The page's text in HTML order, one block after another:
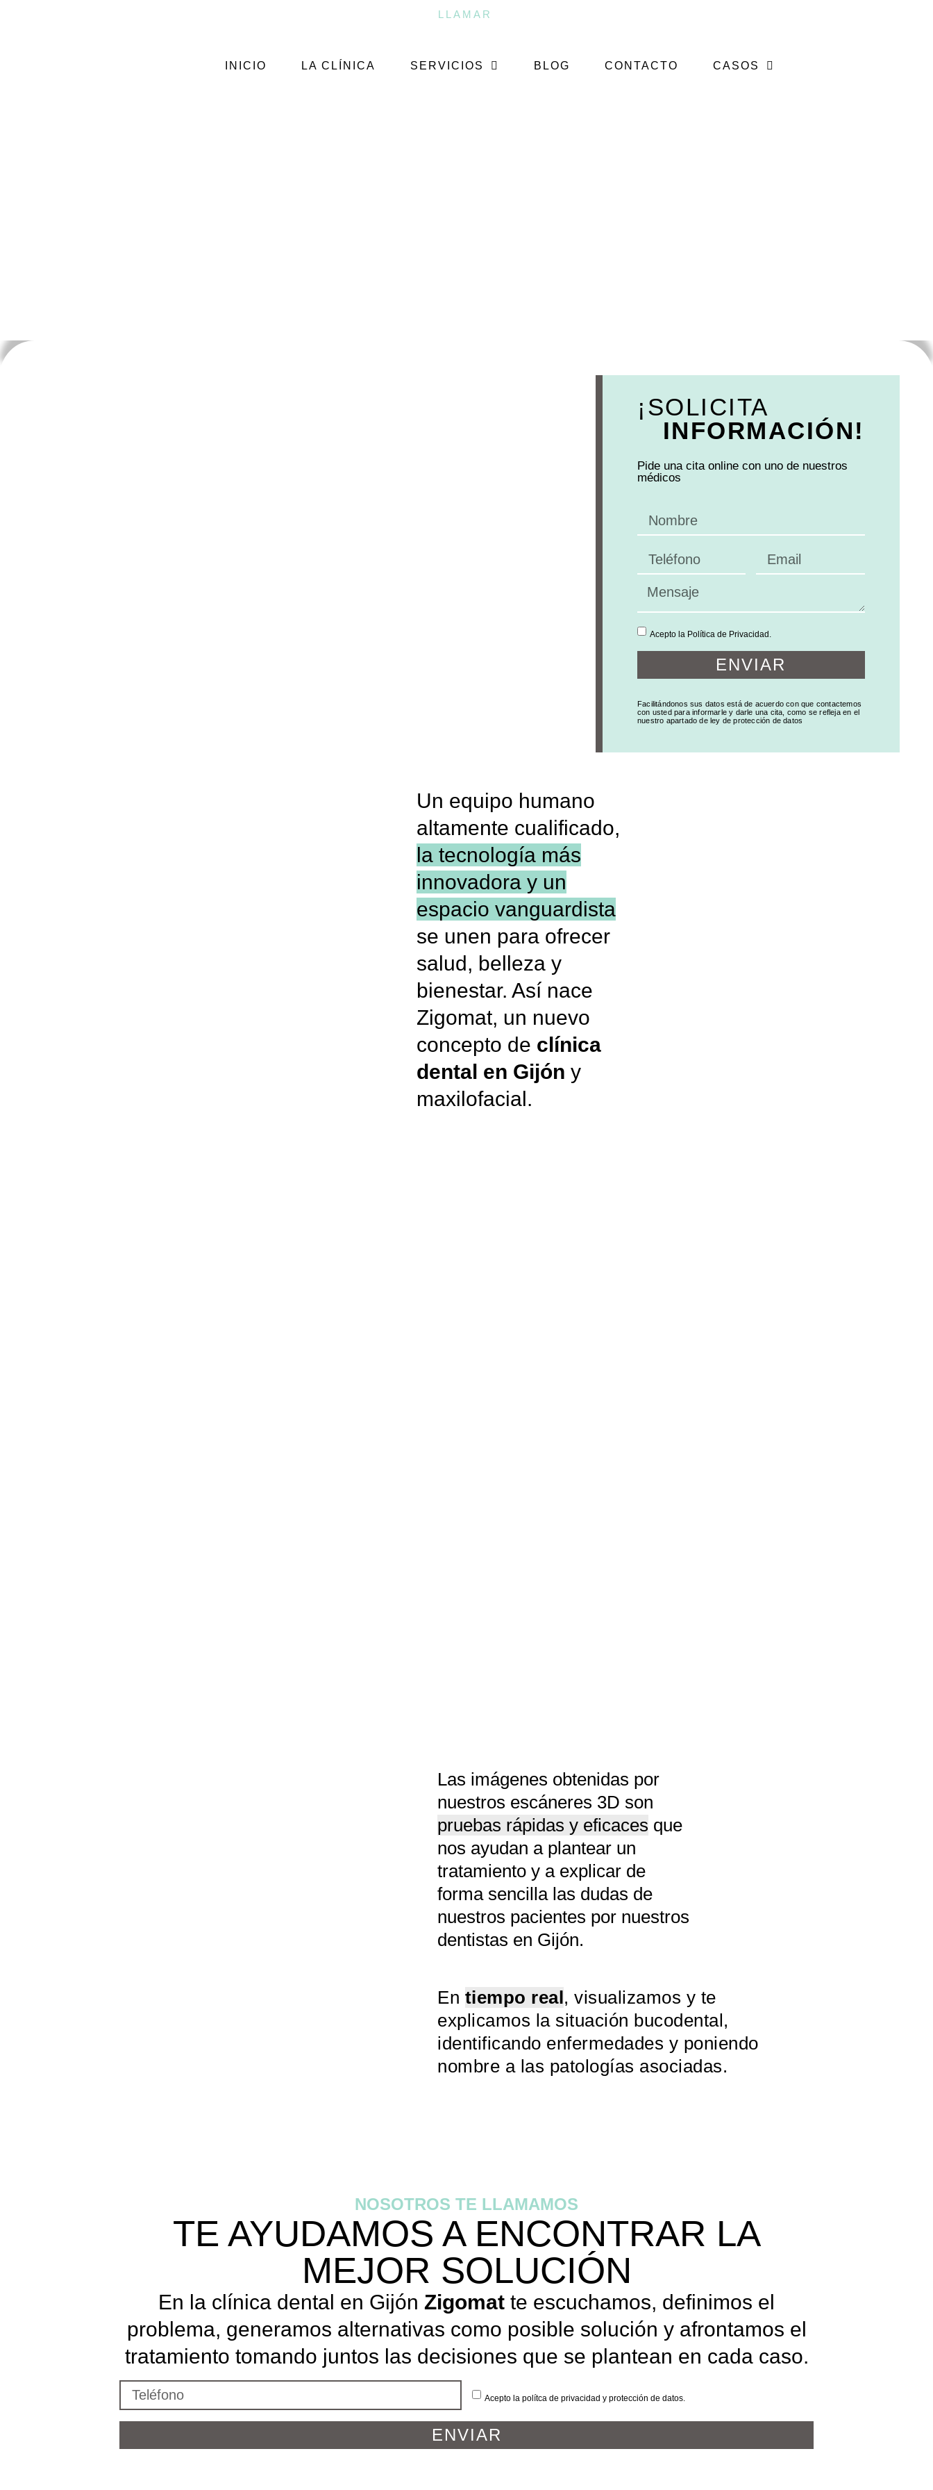
LLAMAR
INICIO LA CLÍNICA SERVICIOS BLOG CONTACTO CASOS
¡SOLICITA
INFORMACIÓN!
Pide una cita online con uno de nuestros
médicos
Acepto la Política de Privacidad.
ENVIAR
Facilitándonos sus datos está de acuerdo con que contactemos
con usted para informarle y darle una cita, como se refleja en el
nuestro apartado de ley de protección de datos
Un equipo humano
altamente cualificado,
la tecnología más
innovadora y un
espacio vanguardista
se unen para ofrecer
salud, belleza y
bienestar. Así nace
Zigomat, un nuevo
concepto de clínica
dental en Gijón y
maxilofacial.
Las imágenes obtenidas por
nuestros escáneres 3D son
pruebas rápidas y eficaces que
nos ayudan a plantear un
tratamiento y a explicar de
forma sencilla las dudas de
nuestros pacientes por nuestros
dentistas en Gijón.
En tiempo real, visualizamos y te
explicamos la situación bucodental,
identificando enfermedades y poniendo
nombre a las patologías asociadas.
NOSOTROS TE LLAMAMOS
TE AYUDAMOS A ENCONTRAR LA
MEJOR SOLUCIÓN
En la clínica dental en Gijón Zigomat te escuchamos, definimos el
problema, generamos alternativas como posible solución y afrontamos el
tratamiento tomando juntos las decisiones que se plantean en cada caso.
Acepto la polítca de privacidad y protección de datos.
ENVIAR